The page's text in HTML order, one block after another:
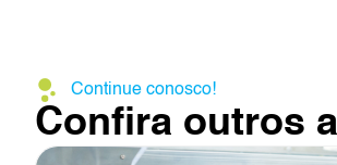
Continue conosco!
Confira outros